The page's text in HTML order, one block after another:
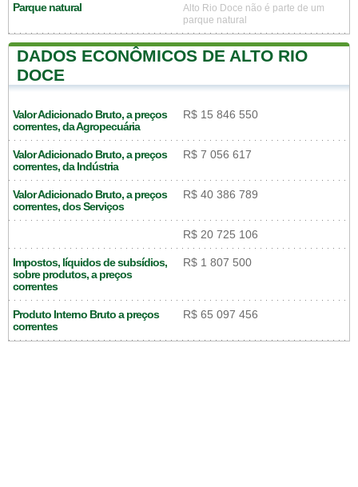
Parque natural
Alto Rio Doce não é parte de um
parque natural
DADOS ECONÔMICOS DE ALTO RIO
DOCE
Valor Adicionado Bruto, a preços
correntes, da Agropecuária
R$ 15 846 550
Valor Adicionado Bruto, a preços
correntes, da Indústria
R$ 7 056 617
Valor Adicionado Bruto, a preços
correntes, dos Serviços
R$ 40 386 789
R$ 20 725 106
Impostos, líquidos de subsídios,
sobre produtos, a preços
correntes
R$ 1 807 500
Produto Interno Bruto a preços
correntes
R$ 65 097 456